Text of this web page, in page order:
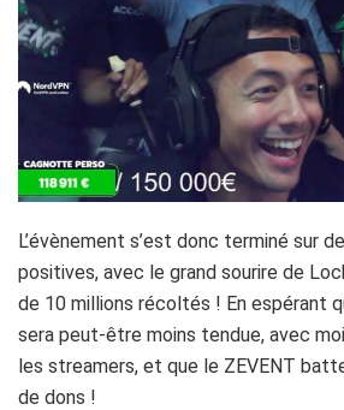
L’évènement s’est donc terminé sur
positives, avec le grand sourire de
de 10 millions récoltés ! En espérant
sera peut-être moins tendue, avec
les streamers, et que le ZEVENT
de dons !